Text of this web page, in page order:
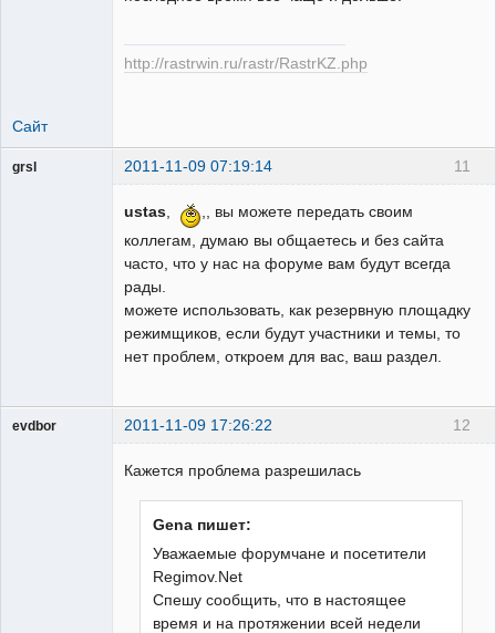
http://rastrwin.ru/rastr/RastrKZ.php
Сайт
11
grsl 2011-11-09 07:19:14
ustas
,, вы можете передать своим
коллегам, думаю вы общаетесь и без сайта
часто, что у нас на форуме вам будут всегда
рады.
можете использовать, как резервную площадку
режимщиков, если будут участники и темы, то
нет проблем, откроем для вас, ваш раздел.
12
evdbor 2011-11-09 17:26:22
Кажется проблема разрешилась
Gena пишет:
Уважаемые форумчане и посетители
Regimov.Net
Спешу сообщить, что в настоящее
время и на протяжении всей недели